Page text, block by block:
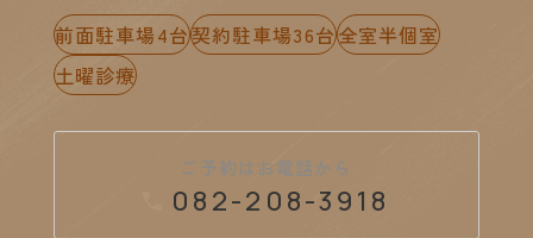
前面駐車場4台契約駐車場36台全室半個室
土曜診療
ご予約はお電話から
082-208-3918